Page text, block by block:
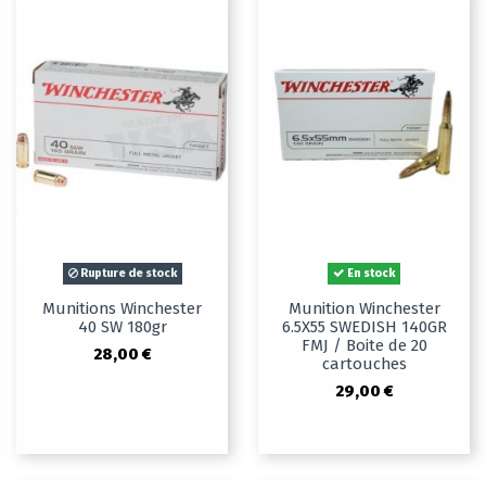
Rupture de stock
Munitions Winchester
40 SW 180gr
28,00 €
En stock
Munition Winchester
6.5X55 SWEDISH 140GR
FMJ / Boite de 20
cartouches
29,00 €